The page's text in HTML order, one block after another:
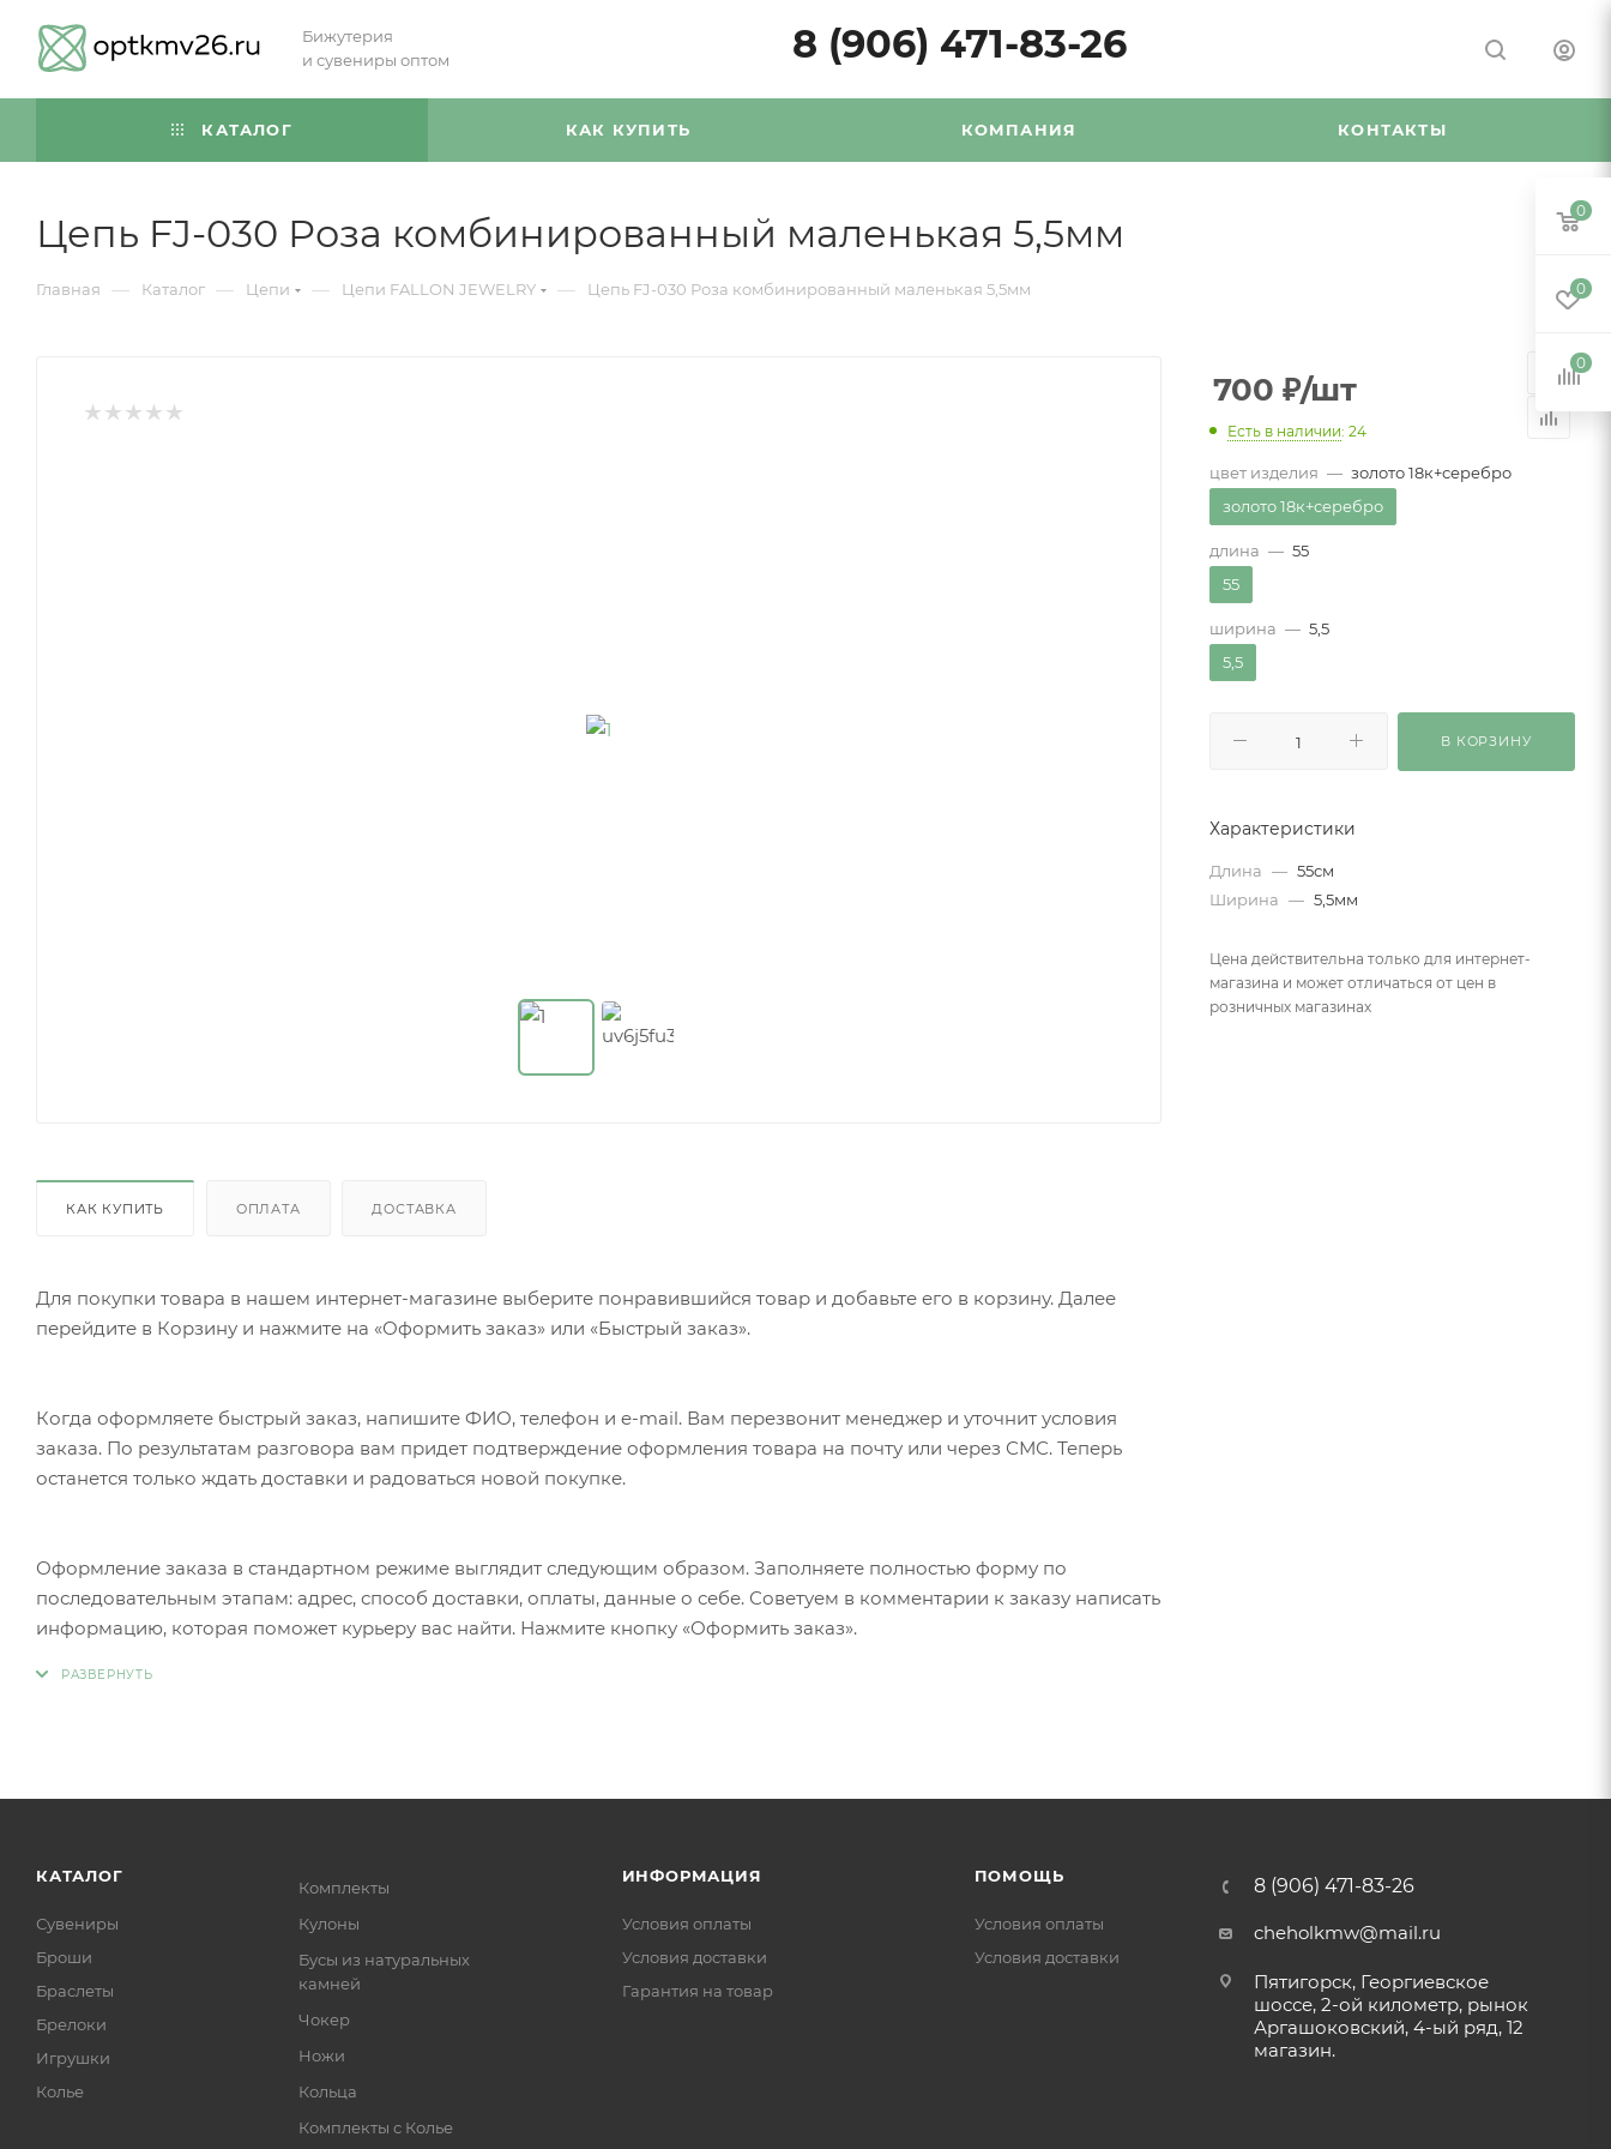
Бижутерия
и сувениры оптом
8 (906) 471-83-26
КАТАЛОГ КАК КУПИТЬ КОМПАНИЯ КОНТАКТЫ
Цепь FJ-030 Роза комбинированный маленькая 5,5мм
Главная — Каталог — Цепи — Цепи FALLON JEWELRY — Цепь FJ-030 Роза комбинированный маленькая 5,5мм
КАК КУПИТЬ ОПЛАТА ДОСТАВКА
Для покупки товара в нашем интернет-магазине выберите понравившийся товар и добавьте его в корзину. Далее
перейдите в Корзину и нажмите на «Оформить заказ» или «Быстрый заказ».
Когда оформляете быстрый заказ, напишите ФИО, телефон и e-mail. Вам перезвонит менеджер и уточнит условия
заказа. По результатам разговора вам придет подтверждение оформления товара на почту или через СМС. Теперь
останется только ждать доставки и радоваться новой покупке.
Оформление заказа в стандартном режиме выглядит следующим образом. Заполняете полностью форму по
последовательным этапам: адрес, способ доставки, оплаты, данные о себе. Советуем в комментарии к заказу написать
информацию, которая поможет курьеру вас найти. Нажмите кнопку «Оформить заказ».
700 ₽/шт
Есть в наличии: 24
цвет изделия — золото 18к+серебро
золото 18к+серебро
длина — 55
55
ширина — 5,5
5,5
В КОРЗИНУ
Характеристики
Длина — 55см
Ширина — 5,5мм
Цена действительна только для интернет-
магазина и может отличаться от цен в
розничных магазинах
КАТАЛОГ
Сувениры
Броши
Браслеты
Брелоки
Игрушки
Колье
Комплекты
Кулоны
Бусы из натуральных
камней
Чокер
Ножи
Кольца
Комплекты с Колье
ИНФОРМАЦИЯ
Условия оплаты
Условия доставки
Гарантия на товар
ПОМОЩЬ
Условия оплаты
Условия доставки
8 (906) 471-83-26
cheholkmw@mail.ru
Пятигорск, Георгиевское
шоссе, 2-ой километр, рынок
Аргашоковский, 4-ый ряд, 12
магазин.
0
0
0